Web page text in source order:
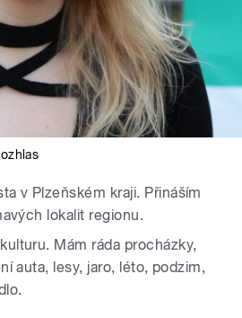
v Plzeňském kraji. Přináším
lokalit regionu.
Mám ráda procházky,
auta, lesy, jaro, léto, podzim,